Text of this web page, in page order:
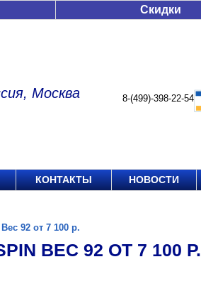
Скидки
Москва 8-(499)-398-22-54
КОНТАКТЫ НОВОСТИ
92 от 7 100 р.
ВЕС 92 ОТ 7 100 Р.